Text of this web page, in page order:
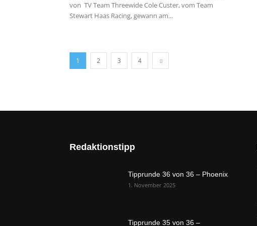
von TV Team Threewide Cole Custer, vom Team
Stewart Haas Racing, gewann am...
1 2 3 4
Redaktionstipp
Tipprunde 36 von 36 – Phoenix
1. November 2025
Tipprunde 35 von 36 –